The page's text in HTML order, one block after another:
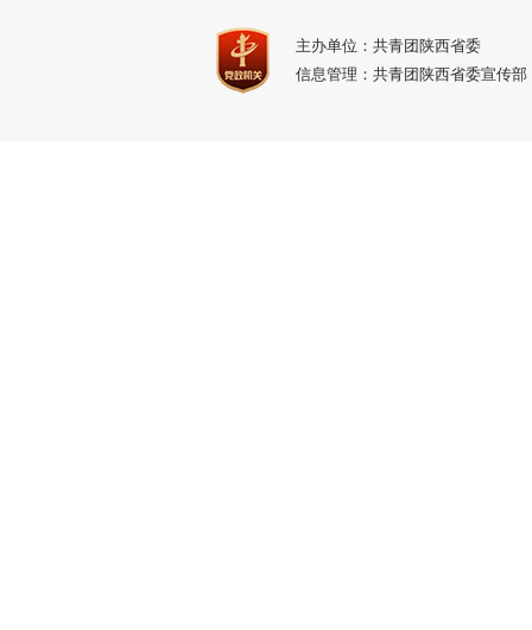
主办单位：共青团陕西省委
信息管理：共青团陕西省委宣传部